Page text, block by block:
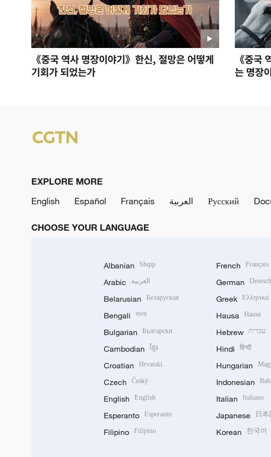
리쥔 중앙당교 국제전략연구원 소장,‘세 가지 불변’으
2026-06-09
시진핑 주석, 김정은 국무위원장이 마련한 환송식 참석
《중국 역사 명장이야기》한신, 절망은 어떻게
기회가 되었는가
《중국
는 명장
EXPLORE MORE
English
Español Français العربية Русский
CHOOSE YOUR LANGUAGE
Albanian Shqip
Arabic العربية
Belarusian Беларуская
Bengali বাংলা
Bulgarian Български
Cambodian ខ្មែរ
Croatian Hrvatski
Czech Český
English English
Esperanto Esperanto
Filipino Filipino
French Français
German Deutsch
Greek Ελληνικά
Hausa Hausa
Hebrew עברית
Hindi हिन्दी
Hungarian
Indonesian
Italian Italiano
Japanese 日本
Korean 한국어